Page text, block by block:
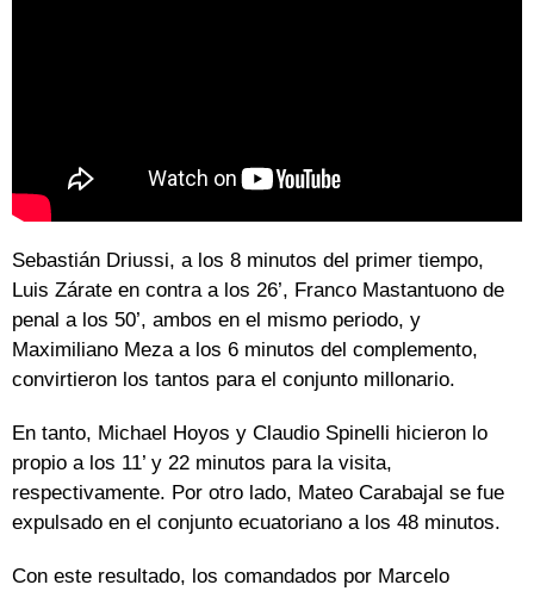
Sebastián Driussi, a los 8 minutos del primer tiempo,
Luis Zárate en contra a los 26’, Franco Mastantuono de
penal a los 50’, ambos en el mismo periodo, y
Maximiliano Meza a los 6 minutos del complemento,
convirtieron los tantos para el conjunto millonario.
En tanto, Michael Hoyos y Claudio Spinelli hicieron lo
propio a los 11’ y 22 minutos para la visita,
respectivamente. Por otro lado, Mateo Carabajal se fue
expulsado en el conjunto ecuatoriano a los 48 minutos.
Con este resultado, los comandados por Marcelo